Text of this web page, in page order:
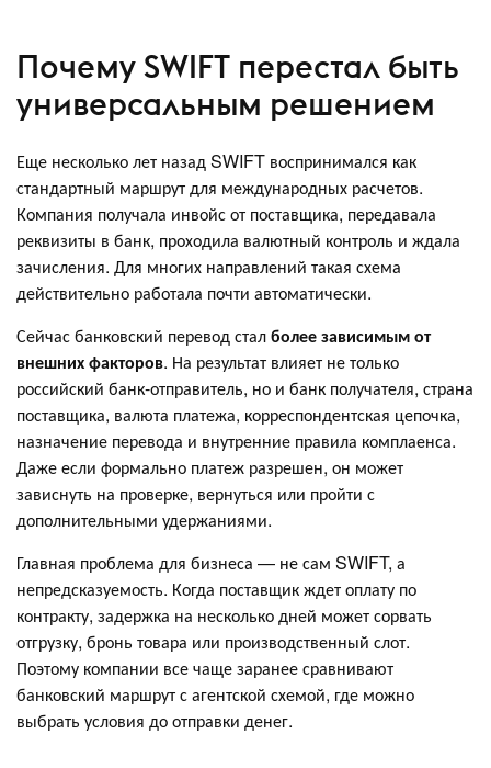
Почему SWIFT перестал быть
универсальным решением
Еще несколько лет назад SWIFT воспринимался как
стандартный маршрут для международных расчетов.
Компания получала инвойс от поставщика, передавала
реквизиты в банк, проходила валютный контроль и ждала
зачисления. Для многих направлений такая схема
действительно работала почти автоматически.
Сейчас банковский перевод сталболее зависимым от
внешних факторов. На результат влияет не только
российский банк-отправитель, но и банк получателя, страна
поставщика, валюта платежа, корреспондентская цепочка,
назначение перевода и внутренние правила комплаенса.
Даже если формально платеж разрешен, он может
зависнуть на проверке, вернуться или пройти с
дополнительными удержаниями.
Главная проблема для бизнеса — не сам SWIFT, а
непредсказуемость. Когда поставщик ждет оплату по
контракту, задержка на несколько дней может сорвать
отгрузку, бронь товара или производственный слот.
Поэтому компании все чаще заранее сравнивают
банковский маршрут с агентской схемой, где можно
выбрать условия до отправки денег.